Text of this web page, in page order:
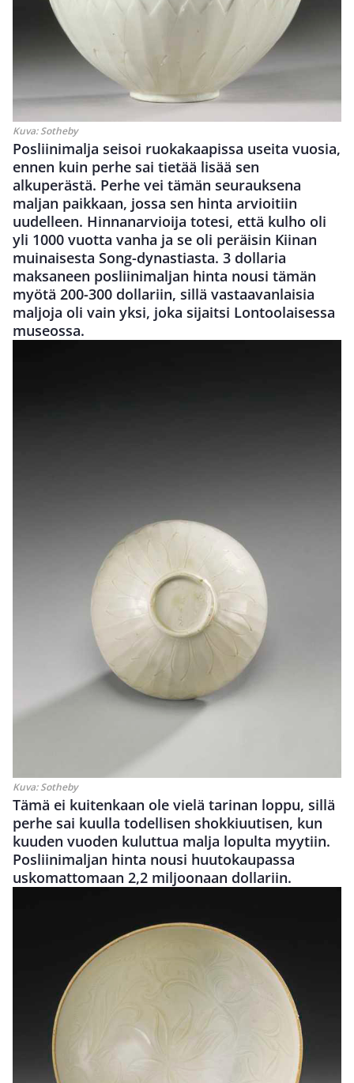
Kuva:Sotheby
Posliinimalja seisoi ruokakaapissa useita vuosia,
ennen kuin perhe sai tietää lisää sen
alkuperästä. Perhe vei tämän seurauksena
maljan paikkaan, jossa sen hinta arvioitiin
uudelleen. Hinnanarvioija totesi, että kulho oli
yli 1000 vuotta vanha ja se oli peräisin Kiinan
muinaisesta Song-dynastiasta. 3 dollaria
maksaneen posliinimaljan hinta nousi tämän
myötä 200-300 dollariin, sillä vastaavanlaisia
maljoja oli vain yksi, joka sijaitsi Lontoolaisessa
museossa.
Kuva:Sotheby
Tämä ei kuitenkaan ole vielä tarinan loppu, sillä
perhe sai kuulla todellisen shokkiuutisen, kun
kuuden vuoden kuluttua malja lopulta myytiin.
Posliinimaljan hinta nousi huutokaupassa
uskomattomaan 2,2 miljoonaan dollariin.